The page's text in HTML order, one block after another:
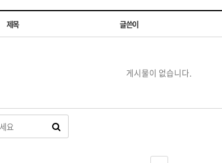
제목 글쓴이
게시물이 없습니다.